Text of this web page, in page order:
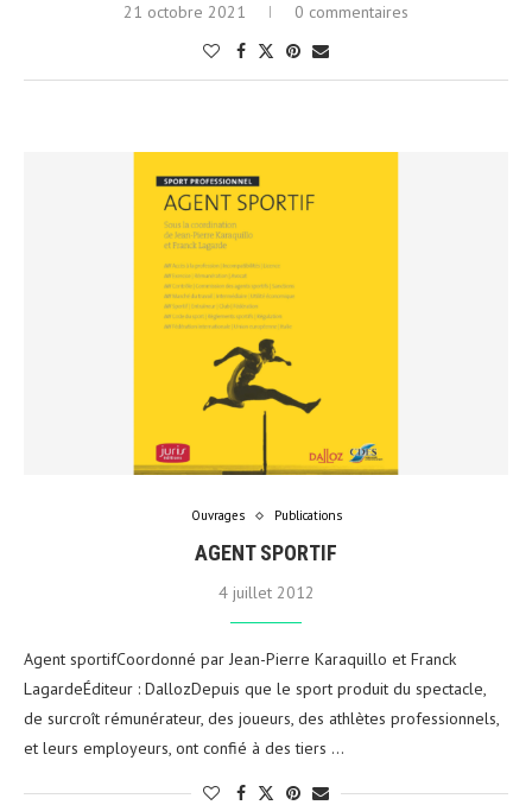
21 octobre 2021 0 commentaires
Ouvrages Publications
AGENT SPORTIF
4 juillet 2012
Agent sportifCoordonné par Jean-Pierre Karaquillo et Franck
LagardeÉditeur : DallozDepuis que le sport produit du spectacle,
de surcroît rémunérateur, des joueurs, des athlètes professionnels,
et leurs employeurs, ont confié à des tiers …